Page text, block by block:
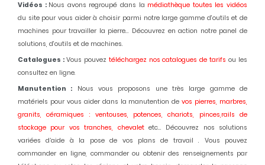
Vidéos : Nous avons regroupé dans la médiathèque toutes les vidéos
du site pour vous aider à choisir parmi notre large gamme d'outils et de
machines pour travailler la pierre... Découvrez en action notre panel de
solutions, d'outils et de machines.
Catalogues : Vous pouvez téléchargez nos catalogues de tarifs ou les
consultez en ligne.
Manutention : Nous vous proposons une très large gamme de
matériels pour vous aider dans la manutention devos pierres, marbres,
granits, céramiques : ventouses, potences, chariots, pinces,rails de
stockage pour vos tranches, chevalet etc... Découvrez nos solutions
variées d’aide à la pose de vos plans de travail . Vous pouvez
commander en ligne, commander ou obtenir des renseignements par